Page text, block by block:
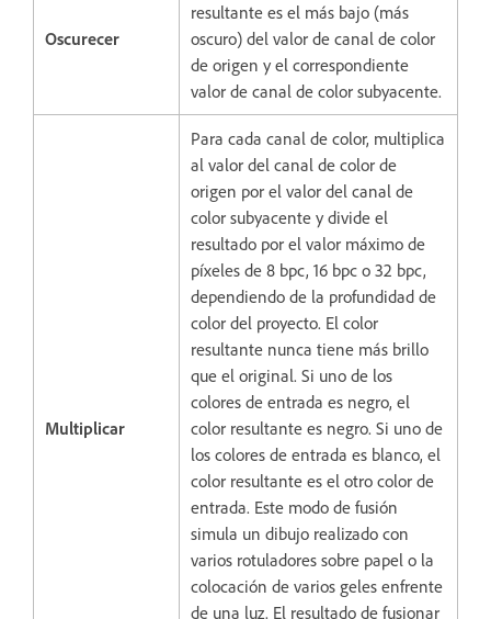
Oscurecer
resultante es el más bajo (más
oscuro) del valor de canal de color
de origen y el correspondiente
valor de canal de color subyacente.
Multiplicar
Para cada canal de color, multiplica
al valor del canal de color de
origen por el valor del canal de
color subyacente y divide el
resultado por el valor máximo de
píxeles de 8 bpc, 16 bpc o 32 bpc,
dependiendo de la profundidad de
color del proyecto. El color
resultante nunca tiene más brillo
que el original. Si uno de los
colores de entrada es negro, el
color resultante es negro. Si uno de
los colores de entrada es blanco, el
color resultante es el otro color de
entrada. Este modo de fusión
simula un dibujo realizado con
varios rotuladores sobre papel o la
colocación de varios geles enfrente
de una luz. El resultado de fusionar